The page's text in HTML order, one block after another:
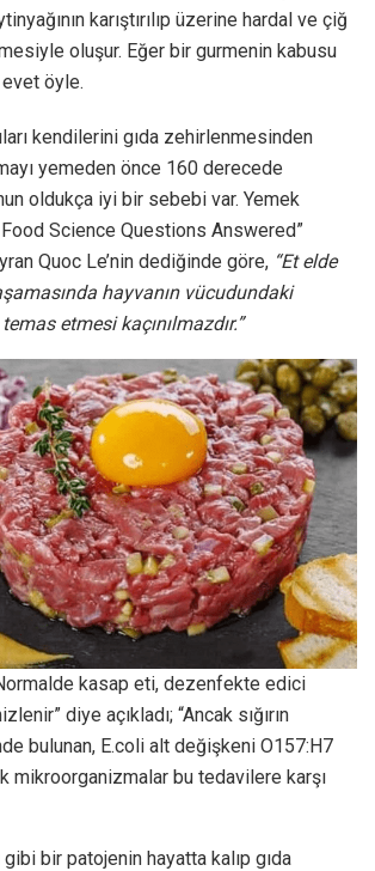
karıştırılıp üzerine hardal ve çiğ
oluşur. Eğer bir gurmenin kabusu
öyle.
kendilerini gıda zehirlenmesinden
yemeden önce 160 derecede
oldukça iyi bir sebebi var. Yemek
Science Questions Answered”
Quoc Le’nin dediğinde göre, “Et elde
hayvanın vücudundaki
etmesi kaçınılmazdır.”
kasap eti, dezenfekte edici
diye açıkladı; “Ancak sığırın
bulunan, E.coli alt değişkeni O157:H7
mikroorganizmalar bu tedavilere karşı
gibi bir patojenin hayatta kalıp gıda